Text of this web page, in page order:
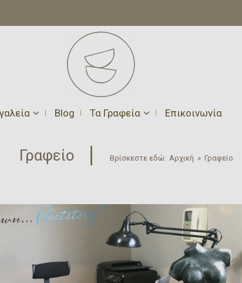
Blog Τα Γραφεία Επικοινωνία
Γραφείο Βρίσκεστε εδώ: Αρχική » Γραφείο